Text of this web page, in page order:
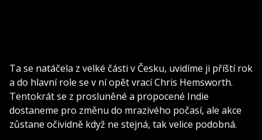
Ta se natáčela z velké části v Česku, uvidíme ji příští rok
a do hlavní role se v ní opět vrací Chris Hemsworth.
Tentokrát se z prosluněné a propocené Indie
dostaneme pro změnu do mrazivého počasí, ale akce
zůstane očividně když ne stejná, tak velice podobná.